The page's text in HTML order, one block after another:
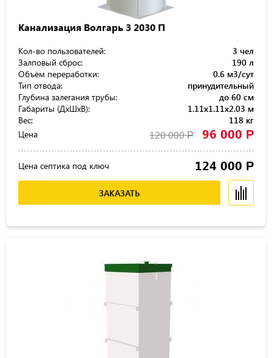
Канализация Волгарь 3 2030 П
Кол-во пользователей:
3 чел
Залповый сброс:
190 л
Объём переработки:
0.6 м3/сут
Тип отвода:
принудительный
Глубина залегания трубы:
до 60 см
Габариты (ДхШхВ):
1.11x1.11x2.03 м
Вес:
118 кг
Цена
120 000Р 96 000 Р
Цена септика под ключ 124 000 Р
ЗАКАЗАТЬ